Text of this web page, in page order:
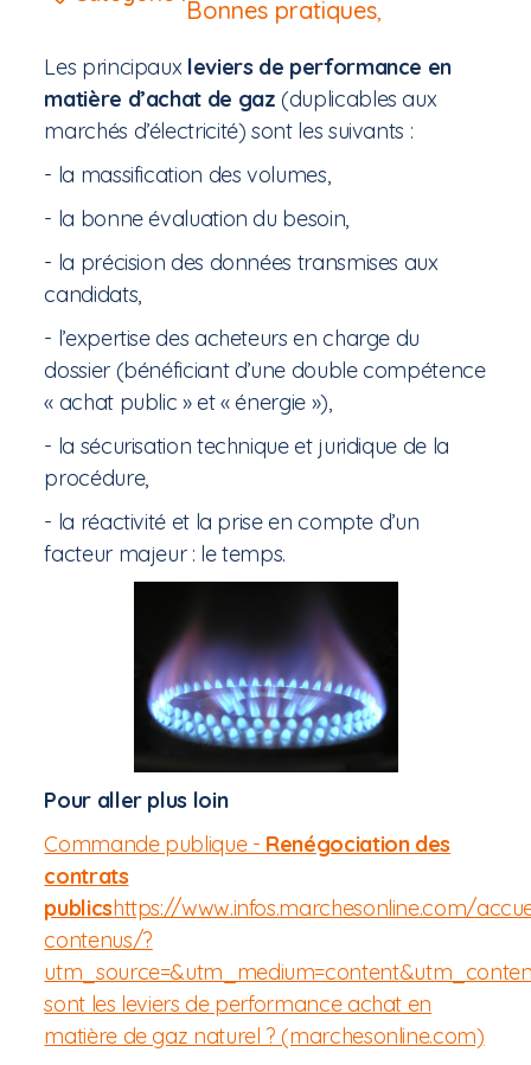
Bonnes pratiques,
Les principaux leviers de performance en
matière d’achat de gaz (duplicables aux
marchés d’électricité) sont les suivants :
- la massification des volumes,
- la bonne évaluation du besoin,
- la précision des données transmises aux
candidats,
- l’expertise des acheteurs en charge du
dossier (bénéficiant d’une double compétence
« achat public » et « énergie »),
- la sécurisation technique et juridique de la
procédure,
- la réactivité et la prise en compte d’un
facteur majeur : le temps.
Pour aller plus loin
Commande publique - Renégociation des
contrats
publicshttps://www.infos.marchesonline.com/
contenus/?
sont les leviers de performance achat en
matière de gaz naturel ? (marchesonline.com)